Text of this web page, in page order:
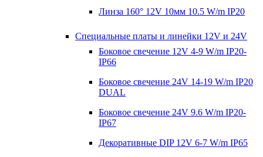
Линза 160° 12V 10мм 10.5 W/m IP20
Специальные платы и линейки 12V и 24V
Боковое свечение 12V 4-9 W/m IP20-
IP66
Боковое свечение 24V 14-19 W/m IP20
DUAL
Боковое свечение 24V 9.6 W/m IP20-
IP67
Декоративные DIP 12V 6-7 W/m IP65